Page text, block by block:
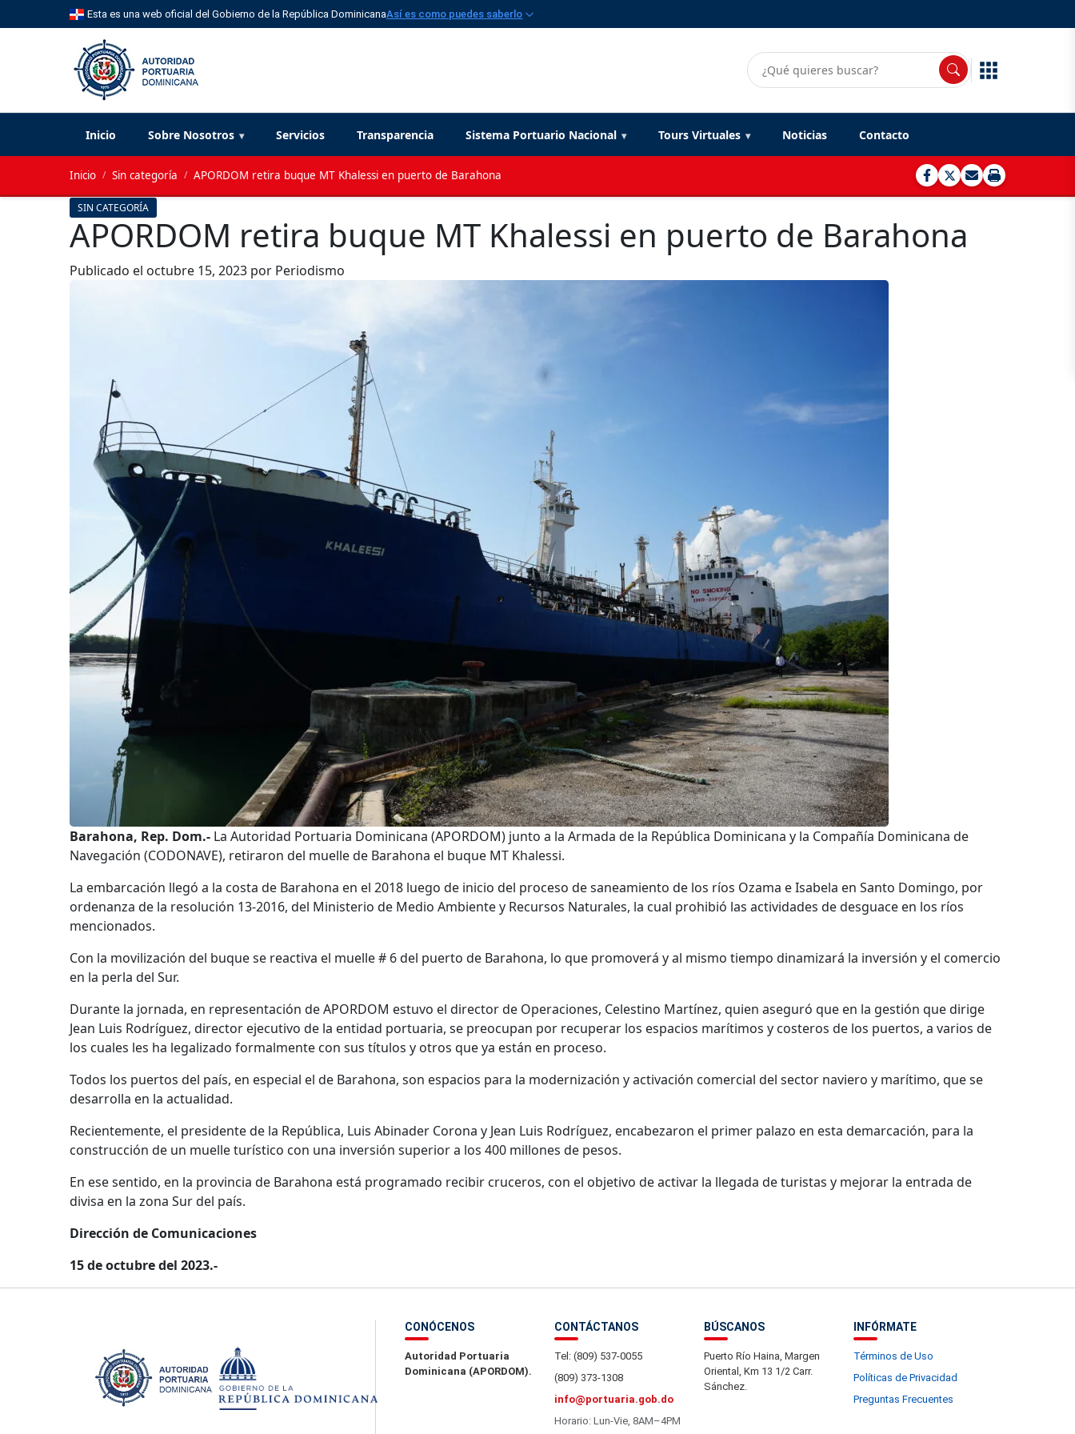
Esta es una web oficial del Gobierno de la República DominicanaAsí es como puedes saberlo
Inicio Sobre Nosotros Servicios Transparencia Sistema Portuario Nacional Tours Virtuales Noticias Contacto
Inicio / Sin categoría / APORDOM retira buque MT Khalessi en puerto de Barahona
SIN CATEGORÍA
APORDOM retira buque MT Khalessi en puerto de Barahona
Publicado el octubre 15, 2023 por Periodismo
Barahona, Rep. Dom.- La Autoridad Portuaria Dominicana (APORDOM) junto a la Armada de la República Dominicana y la Compañía Dominicana de
Navegación (CODONAVE), retiraron del muelle de Barahona el buque MT Khalessi.
La embarcación llegó a la costa de Barahona en el 2018 luego de inicio del proceso de saneamiento de los ríos Ozama e Isabela en Santo Domingo, por
ordenanza de la resolución 13-2016, del Ministerio de Medio Ambiente y Recursos Naturales, la cual prohibió las actividades de desguace en los ríos
mencionados.
Con la movilización del buque se reactiva el muelle # 6 del puerto de Barahona, lo que promoverá y al mismo tiempo dinamizará la inversión y el comercio
en la perla del Sur.
Durante la jornada, en representación de APORDOM estuvo el director de Operaciones, Celestino Martínez, quien aseguró que en la gestión que dirige
Jean Luis Rodríguez, director ejecutivo de la entidad portuaria, se preocupan por recuperar los espacios marítimos y costeros de los puertos, a varios de
los cuales les ha legalizado formalmente con sus títulos y otros que ya están en proceso.
Todos los puertos del país, en especial el de Barahona, son espacios para la modernización y activación comercial del sector naviero y marítimo, que se
desarrolla en la actualidad.
Recientemente, el presidente de la República, Luis Abinader Corona y Jean Luis Rodríguez, encabezaron el primer palazo en esta demarcación, para la
construcción de un muelle turístico con una inversión superior a los 400 millones de pesos.
En ese sentido, en la provincia de Barahona está programado recibir cruceros, con el objetivo de activar la llegada de turistas y mejorar la entrada de
divisa en la zona Sur del país.
Dirección de Comunicaciones
15 de octubre del 2023.-
CONÓCENOS
Autoridad Portuaria
Dominicana (APORDOM).
CONTÁCTANOS
Tel: (809) 537-0055
(809) 373-1308
info@portuaria.gob.do
Horario: Lun-Vie, 8AM–4PM
BÚSCANOS
Puerto Río Haina, Margen
Oriental, Km 13 1/2 Carr.
Sánchez.
INFÓRMATE
Términos de Uso
Políticas de Privacidad
Preguntas Frecuentes